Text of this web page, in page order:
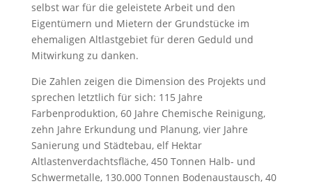
selbst war für die geleistete Arbeit und den
Eigentümern und Mietern der Grundstücke im
ehemaligen Altlastgebiet für deren Geduld und
Mitwirkung zu danken.
Die Zahlen zeigen die Dimension des Projekts und
sprechen letztlich für sich: 115 Jahre
Farbenproduktion, 60 Jahre Chemische Reinigung,
zehn Jahre Erkundung und Planung, vier Jahre
Sanierung und Städtebau, elf Hektar
Altlastenverdachtsfläche, 450 Tonnen Halb- und
Schwermetalle, 130.000 Tonnen Bodenaustausch, 40